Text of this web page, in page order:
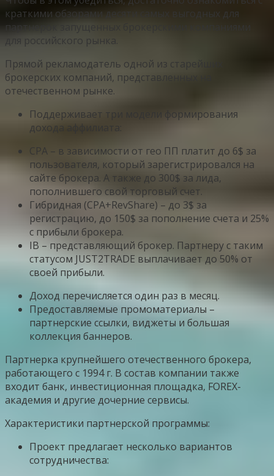
краткими обзорами десяти самых выгодных для
партнерок запущенных брокерскими компаниями
для российского рынка.
Прямой рекламодатель одной из старейших
брокерских компаний, представленных на
отечественном рынке.
Поддерживает три модели формирования
дохода аффилиата:
CPA – в зависимости от гео ПП платит до 6$ за
пользователя, который зарегистрировался на
сайте брокера. А также до 300$ за лида,
пополнившего свой торговый счет.
Гибридная (CPA+RevShare) – до 3$ за
регистрацию, до 150$ за пополнение счета и 25%
с прибыли брокера.
IB – представляющий брокер. Партнеру с таким
статусом JUST2TRADE выплачивает до 50% от
своей прибыли.
Доход перечисляется один раз в месяц.
Предоставляемые промоматериалы –
партнерские ссылки, виджеты и большая
коллекция баннеров.
Партнерка крупнейшего отечественного брокера,
работающего с 1994 г. В состав компании также
входит банк, инвестиционная площадка, FOREX-
академия и другие дочерние сервисы.
Характеристики партнерской программы:
Проект предлагает несколько вариантов
сотрудничества: